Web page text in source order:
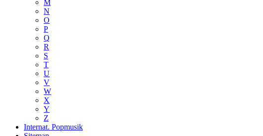
M
N
O
P
Q
R
S
T
U
V
W
X
Y
Z
Internat. Popmusik